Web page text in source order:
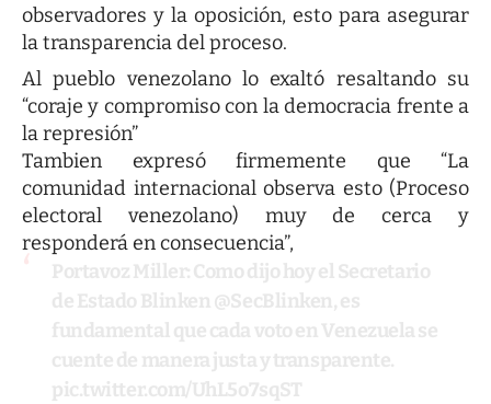
observadores y la oposición, esto para asegurar
la transparencia del proceso.
Al pueblo venezolano lo exaltó resaltando su
“coraje y compromiso con la democracia frente a
la represión”
Tambien expresó firmemente que “La
comunidad internacional observa esto (Proceso
electoral venezolano) muy de cerca y
responderá en consecuencia”,